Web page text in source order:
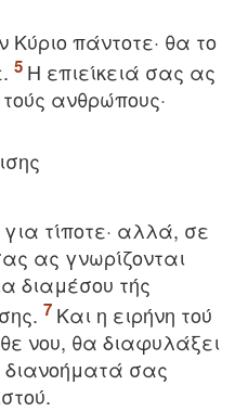
πάντοτε· θα το
H επιείκειά σας ας
ανθρώπους·
τίποτε· αλλά, σε
ας γνωρίζονται
διαμέσου τής
Kαι η ειρήνη τού
νου, θα διαφυλάξει
διανοήματά σας